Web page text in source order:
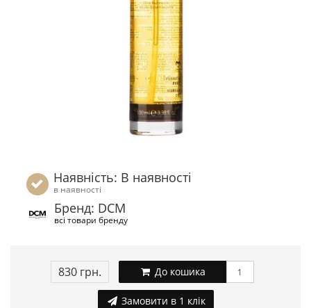
Наявність: В наявності
в наявності
Бренд: DCM
всі товари бренду
830 грн. До кошика
Замовити в 1 клік